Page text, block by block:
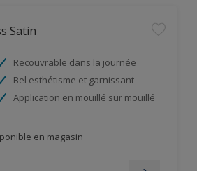
Satin
Recouvrable dans la journée
Bel esthétisme et garnissant
Application en mouillé sur mouillé
en magasin